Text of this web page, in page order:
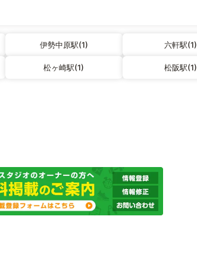
伊勢中原駅(1) 六軒駅(1)
松ヶ崎駅(1) 松阪駅(1)